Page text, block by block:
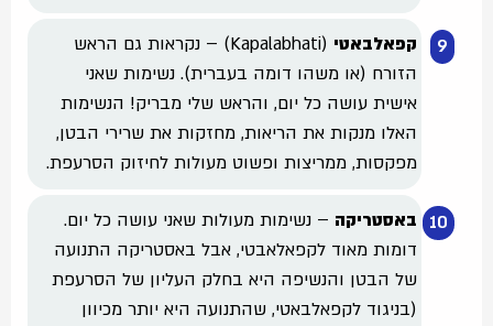
קפאלבאטי
(Kapalabhati) – נקראות גם הראש
הזורח (או משהו דומה בעברית). נשימות שאני
אישית עושה כל יום, והראש שלי מבריק! הנשימות
האלו מנקות את הריאות, מחזקות את שרירי הבטן,
מפקסות, ממריצות ופשוט מעולות לחיזוק הסרעפת.
באסטריקה – נשימות מעולות שאני עושה כל יום.
דומות מאוד לקפאלאבטי, אבל באסטריקה התנועה
של הבטן והנשיפה היא בחלק העליון של הסרעפת
(בניגוד לקפאלבאטי, שהתנועה היא יותר מכיוון